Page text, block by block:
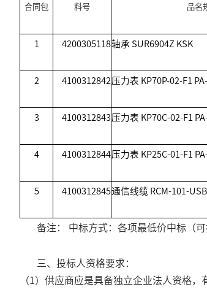
合同包 料号 品名
1 4200305118轴承 SUR6904Z KSK
2 4100312842压力表 KP70P-02-F1
3 4100312843压力表 KP70C-02-F1
4 4100312844压力表 KP25C-01-F1
5 4100312845通信线缆 RCM-101-
备注： 中标方式：各项最低价中标（可
三、投标人资格要求：
（1）供应商应是具备独立企业法人资格